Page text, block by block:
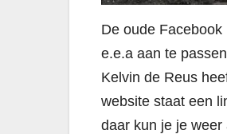
De oude
e.e.a aan te
Kelvin de Reus
website staat een
daar kun je je